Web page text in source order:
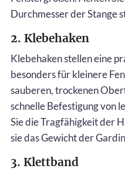
Durchmesser der Stange
2. Klebehaken
Klebehaken stellen eine
besonders für kleinere
sauberen, trockenen
schnelle Befestigung von
Sie die Tragfähigkeit der
sie das Gewicht der
3. Klettband